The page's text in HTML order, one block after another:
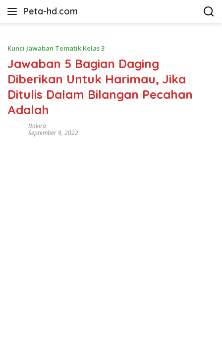
Peta-hd.com
Kumpulan
HD
Kunci Jawaban Tematik Kelas 3
Jawaban 5 Bagian Daging
Diberikan Untuk Harimau, Jika
Ditulis Dalam Bilangan Pecahan
Adalah
Dakira
September 9, 2022